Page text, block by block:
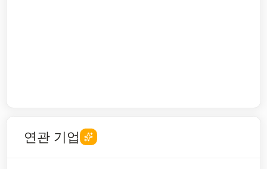
연관 기업